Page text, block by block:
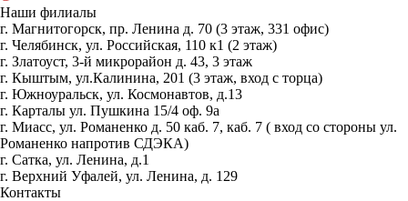
Наши филиалы
г. Магнитогорск, пр. Ленина д. 70 (3 этаж, 331 офис)
г. Челябинск, ул. Российская, 110 к1 (2 этаж)
г. Златоуст, 3-й микрорайон д. 43, 3 этаж
г. Кыштым, ул.Калинина, 201 (3 этаж, вход с торца)
г. Южноуральск, ул. Космонавтов, д.13
г. Карталы ул. Пушкина 15/4 оф. 9а
г. Миасс, ул. Романенко д. 50 каб. 7, каб. 7 ( вход со стороны ул.
Романенко напротив СДЭКА)
г. Сатка, ул. Ленина, д.1
г. Верхний Уфалей, ул. Ленина, д. 129
Контакты